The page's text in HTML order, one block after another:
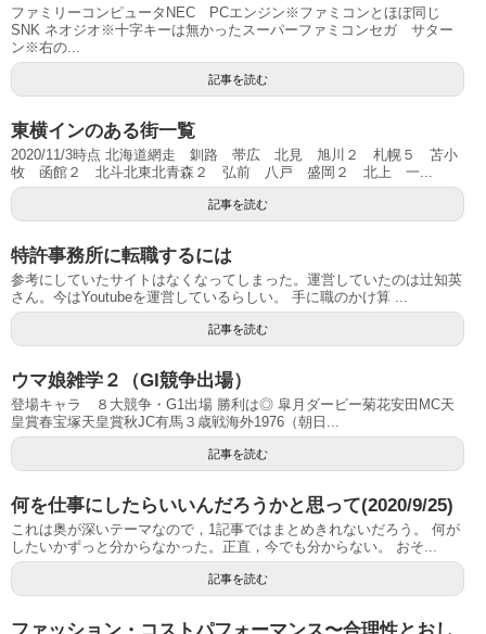
ファミリーコンピュータNEC PCエンジン※ファミコンとほぼ同じ
SNK ネオジオ※十字キーは無かったスーパーファミコンセガ サター
ン※右の...
記事を読む
東横インのある街一覧
2020/11/3時点 北海道網走 釧路 帯広 北見 旭川２ 札幌５ 苫小
牧 函館２ 北斗北東北青森２ 弘前 八戸 盛岡２ 北上 一...
記事を読む
特許事務所に転職するには
参考にしていたサイトはなくなってしまった。運営していたのは辻知英
さん。今はYoutubeを運営しているらしい。 手に職のかけ算 ...
記事を読む
ウマ娘雑学２（GI競争出場）
登場キャラ ８大競争・G1出場 勝利は◎ 皐月ダービー菊花安田MC天
皇賞春宝塚天皇賞秋JC有馬３歳戦海外1976（朝日...
記事を読む
何を仕事にしたらいいんだろうかと思って(2020/9/25)
これは奥が深いテーマなので，1記事ではまとめきれないだろう。 何が
したいかずっと分からなかった。正直，今でも分からない。 おそ...
記事を読む